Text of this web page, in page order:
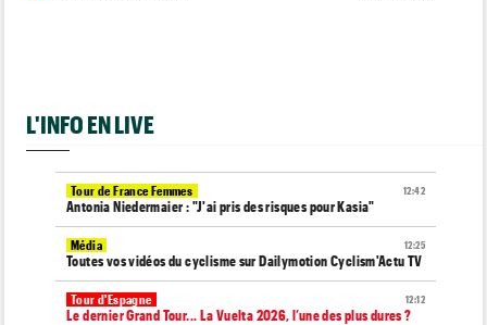
L'INFO EN LIVE
12:42
Tour de France Femmes
Antonia Niedermaier : "J'ai pris des risques pour Kasia"
12:25
Média
Toutes vos vidéos du cyclisme sur Dailymotion Cyclism'Actu TV
12:12
Tour d'Espagne
Le dernier Grand Tour... La Vuelta 2026, l’une des plus dures ?